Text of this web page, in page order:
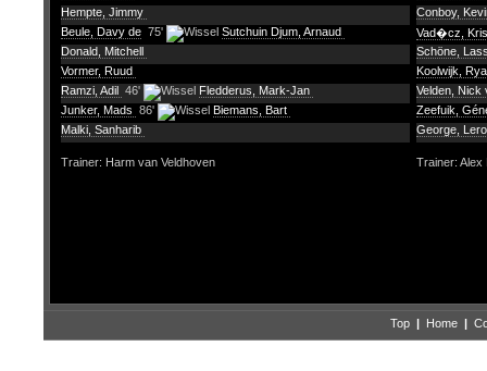
Hempte, Jimmy
Beule, Davy de 75'
Sutchuin Djum, Arnaud
Donald, Mitchell
Vormer, Ruud
Ramzi, Adil 46'
Fledderus, Mark-Jan
Junker, Mads 86'
Biemans, Bart
Malki, Sanharib
Conboy,
Vad�cz,
Schöne,
Koolwijk,
Velden, Nick
Zeefuik,
George,
Trainer: Harm van Veldhoven Trainer: Alex
Top | Home |